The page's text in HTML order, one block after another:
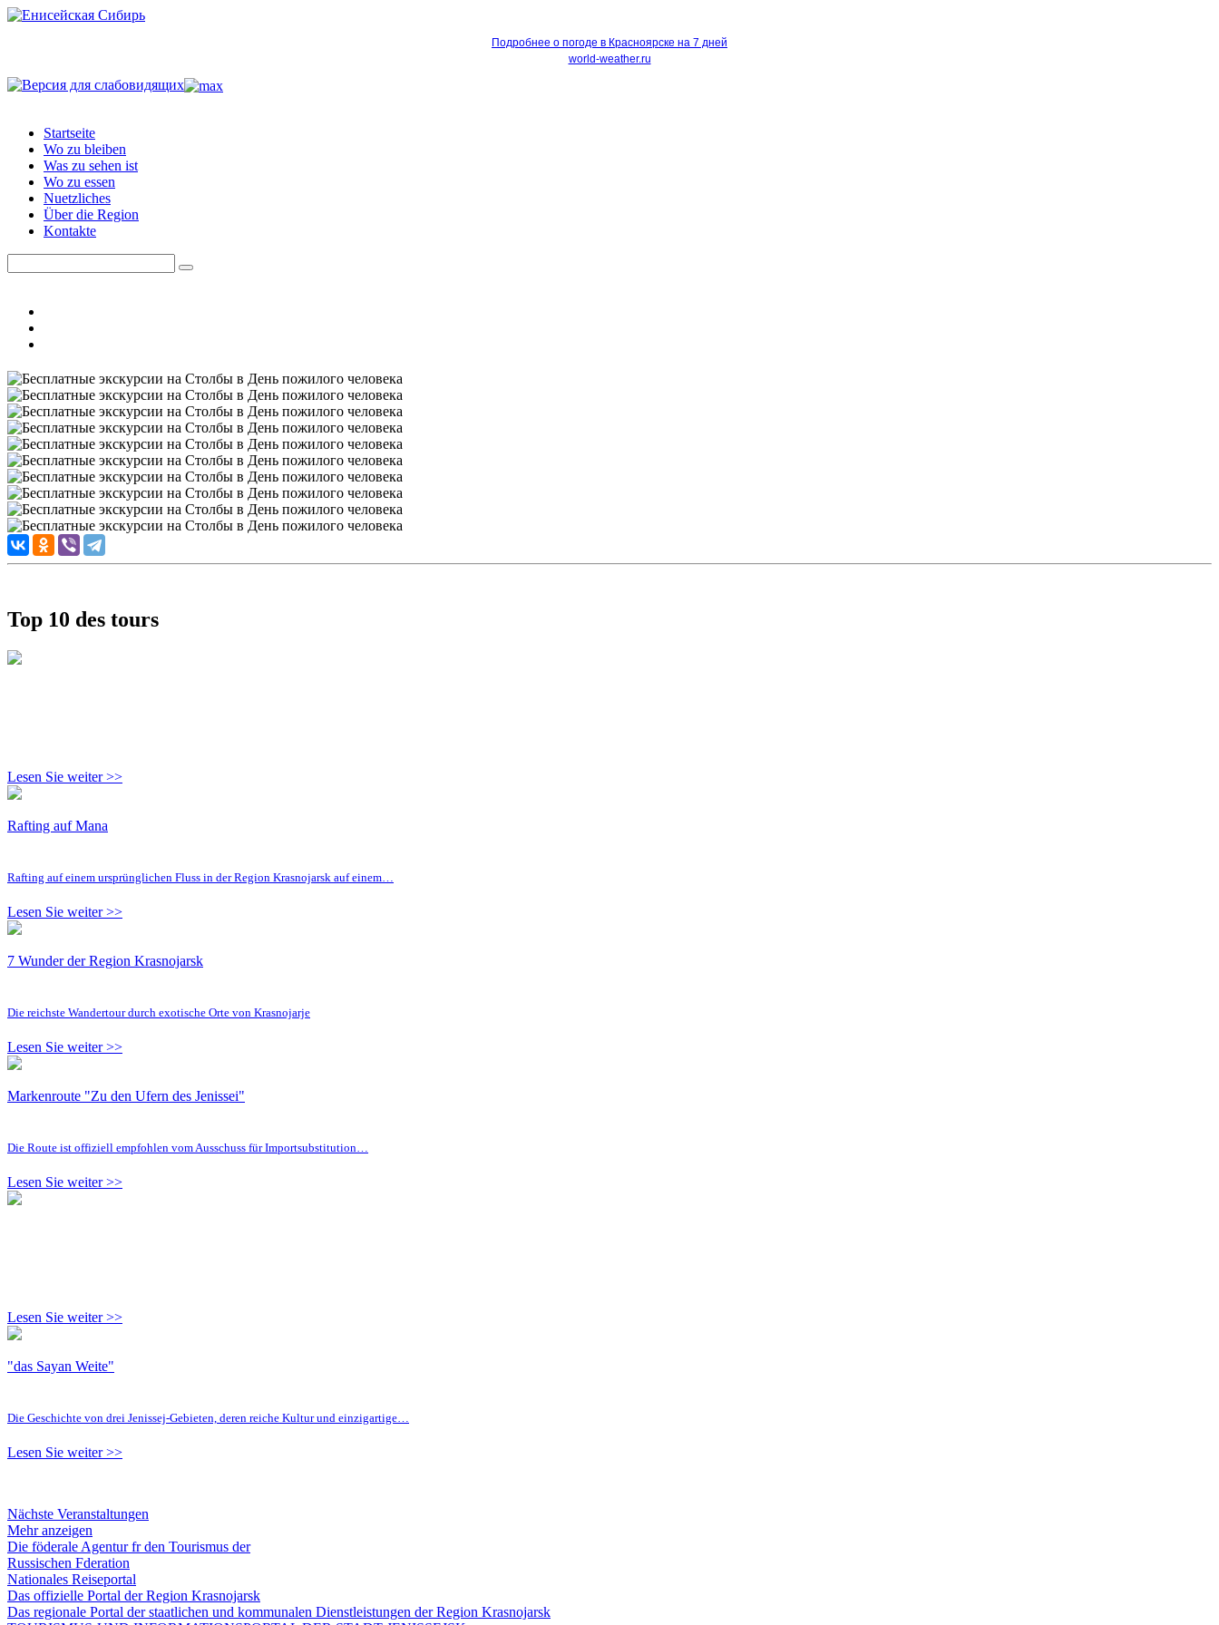
Подробнее о погоде в Красноярске на 7 дней
world-weather.ru
Startseite
Wo zu bleiben
Was zu sehen ist
Wo zu essen
Nuetzliches
Über die Region
Kontakte
Top 10 des tours
Lesen Sie weiter >>
Rafting auf Mana
Rafting auf einem ursprünglichen Fluss in der Region Krasnojarsk auf einem…
Lesen Sie weiter >>
7 Wunder der Region Krasnojarsk
Die reichste Wandertour durch exotische Orte von Krasnojarje
Lesen Sie weiter >>
Markenroute "Zu den Ufern des Jenissei"
Die Route ist offiziell empfohlen vom Ausschuss für Importsubstitution…
Lesen Sie weiter >>
Lesen Sie weiter >>
"das Sayan Weite"
Die Geschichte von drei Jenissej-Gebieten, deren reiche Kultur und einzigartige…
Lesen Sie weiter >>
Nächste Veranstaltungen
Mehr anzeigen
Die föderale Agentur fr den Tourismus der
Russischen Fderation
Nationales Reiseportal
Das offizielle Portal der Region Krasnojarsk
Das regionale Portal der staatlichen und kommunalen Dienstleistungen der Region Krasnojarsk